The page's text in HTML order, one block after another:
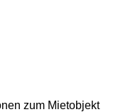
zum Mietobjekt